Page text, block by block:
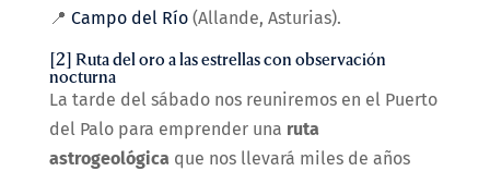
📍 Campo del Río(Allande, Asturias).
[2] Ruta del oro a las estrellas con observación
nocturna
La tarde del sábado nos reuniremos en el Puerto
del Palo para emprender una ruta
astrogeológicaque nos llevará miles de años